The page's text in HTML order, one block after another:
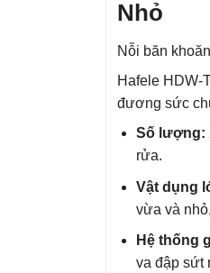
Nhỏ
Nỗi băn
Hafele HDW-
đương sức
Số lượng:
rửa.
Vật dụng
vừa và
Hệ thống
va đập sứt